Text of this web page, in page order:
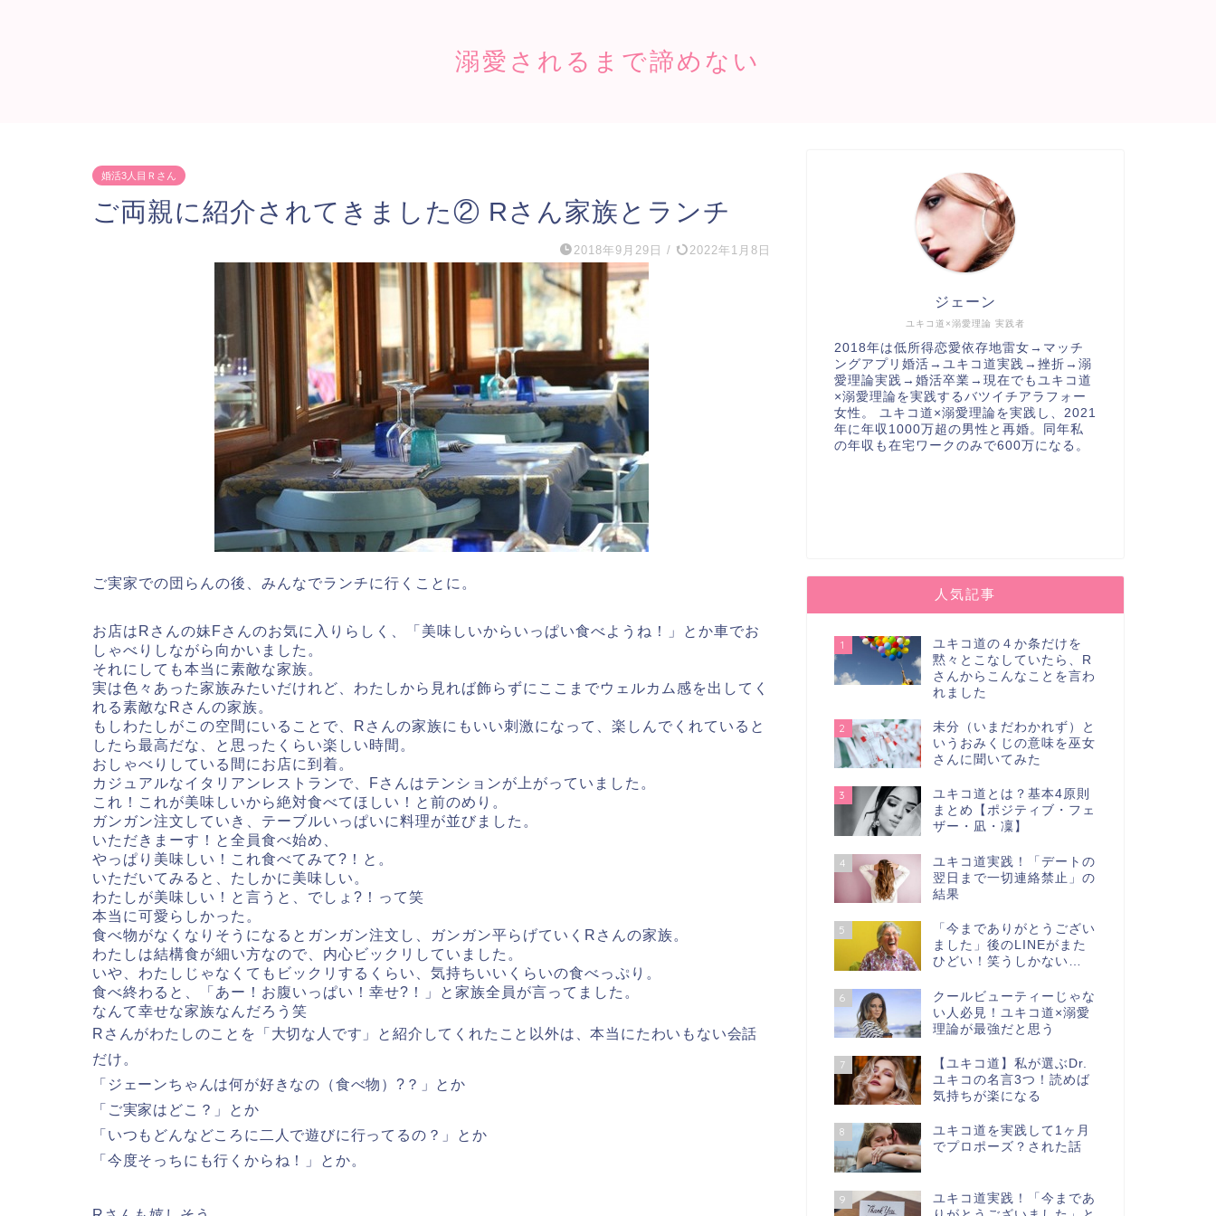
溺愛されるまで諦めない
婚活3人目Ｒさん
ご両親に紹介されてきました② Rさん家族とランチ
2018年9月29日 / 2022年1月8日
ご実家での団らんの後、みんなでランチに行くことに。
お店はRさんの妹Fさんのお気に入りらしく、「美味しいからいっぱい食べようね！」とか車でお
しゃべりしながら向かいました。
それにしても本当に素敵な家族。
実は色々あった家族みたいだけれど、わたしから見れば飾らずにここまでウェルカム感を出してく
れる素敵なRさんの家族。
もしわたしがこの空間にいることで、Rさんの家族にもいい刺激になって、楽しんでくれていると
したら最高だな、と思ったくらい楽しい時間。
おしゃべりしている間にお店に到着。
カジュアルなイタリアンレストランで、Fさんはテンションが上がっていました。
これ！これが美味しいから絶対食べてほしい！と前のめり。
ガンガン注文していき、テーブルいっぱいに料理が並びました。
いただきまーす！と全員食べ始め、
やっぱり美味しい！これ食べてみて?！と。
いただいてみると、たしかに美味しい。
わたしが美味しい！と言うと、でしょ?！って笑
本当に可愛らしかった。
食べ物がなくなりそうになるとガンガン注文し、ガンガン平らげていくRさんの家族。
わたしは結構食が細い方なので、内心ビックリしていました。
いや、わたしじゃなくてもビックリするくらい、気持ちいいくらいの食べっぷり。
食べ終わると、「あー！お腹いっぱい！幸せ?！」と家族全員が言ってました。
なんて幸せな家族なんだろう笑
Rさんがわたしのことを「大切な人です」と紹介してくれたこと以外は、本当にたわいもない会話
だけ。
「ジェーンちゃんは何が好きなの（食べ物）?？」とか
「ご実家はどこ？」とか
「いつもどんなどころに二人で遊びに行ってるの？」とか
「今度そっちにも行くからね！」とか。
ユキコ道×溺愛理論 実践者
ジェーン
2018年は低所得恋愛依存地雷女→マッチ
ングアプリ婚活→ユキコ道実践→挫折→溺
愛理論実践→婚活卒業→現在でもユキコ道
×溺愛理論を実践するバツイチアラフォー
女性。 ユキコ道×溺愛理論を実践し、2021
年に年収1000万超の男性と再婚。同年私
の年収も在宅ワークのみで600万になる。
人気記事
1
ユキコ道の４か条だけを
黙々とこなしていたら、R
さんからこんなことを言わ
れました
2
未分（いまだわかれず）と
いうおみくじの意味を巫女
さんに聞いてみた
3
ユキコ道とは？基本4原則
まとめ【ポジティブ・フェ
ザー・凪・凜】
4
ユキコ道実践！「デートの
翌日まで一切連絡禁止」の
結果
5
「今までありがとうござい
ました」後のLINEがまた
ひどい！笑うしかない…
6
クールビューティーじゃな
い人必見！ユキコ道×溺愛
理論が最強だと思う
7
【ユキコ道】私が選ぶDr.
ユキコの名言3つ！読めば
気持ちが楽になる
8
ユキコ道を実践して1ヶ月
でプロポーズ？された話
9
ユキコ道実践！「今まであ